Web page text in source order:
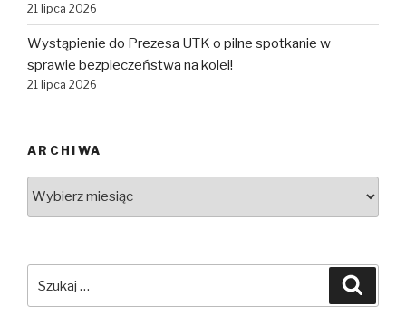
21 lipca 2026
Wystąpienie do Prezesa UTK o pilne spotkanie w
sprawie bezpieczeństwa na kolei!
21 lipca 2026
ARCHIWA
Archiwa